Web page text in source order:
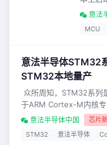
全“中
批由
货给国内客户。 首
年将有
产，从
至侧重
意法
MCU
意法半导体STM32
STM32本地量产
众所周知，STM32系
于ARM Cortex-M内核专
用而设计的微控制器（
（无线MCU、超低功耗
式MPU），超过4000
意法半导体中国 芯片
STM32 意法半导体